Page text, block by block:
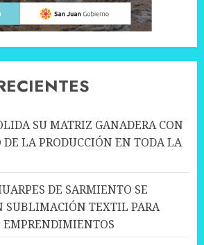
SU MATRIZ GANADERA CON
LA PRODUCCIÓN EN TODA LA
DE SARMIENTO SE
SUBLIMACIÓN TEXTIL PARA
EMPRENDIMIENTOS